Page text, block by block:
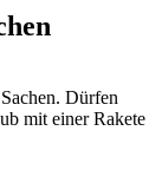
Dürfen
mit einer Rakete